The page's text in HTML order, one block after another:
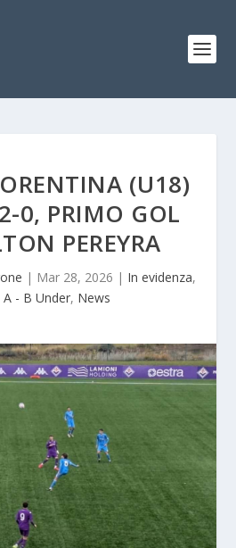
(U18)
0, PRIMO GOL
PEREYRA
| Mar 28, 2026 | In evidenza,
- B Under, News